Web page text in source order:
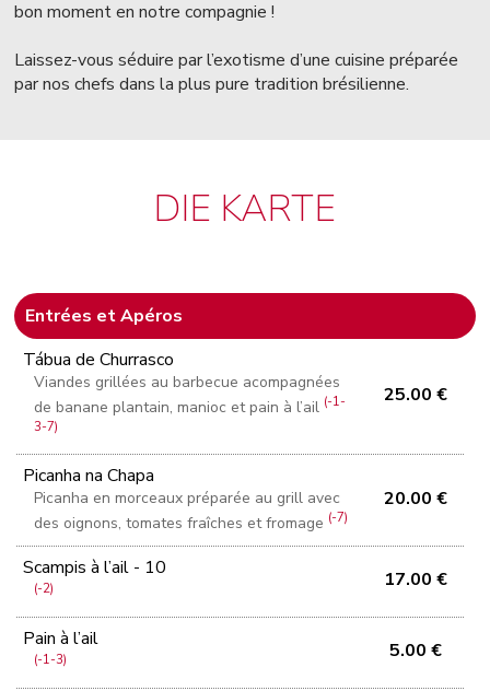
bon moment en notre compagnie !
Laissez-vous séduire par l’exotisme d’une cuisine préparée
par nos chefs dans la plus pure tradition brésilienne.
DIE KARTE
Entrées et Apéros
Tábua de Churrasco
Viandes grillées au barbecue acompagnées
de banane plantain, manioc et pain à l’ail (-1-
3-7)
25.00 €
Picanha na Chapa
Picanha en morceaux préparée au grill avec
des oignons, tomates fraîches et fromage (-7)
20.00 €
Scampis à l’ail - 10
(-2) 17.00 €
Pain à l’ail
(-1-3) 5.00 €